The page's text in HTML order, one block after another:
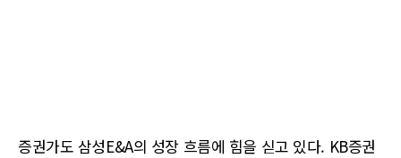
증권가도 삼성E&A의 성장 흐름에 힘을 싣고 있다. KB증권